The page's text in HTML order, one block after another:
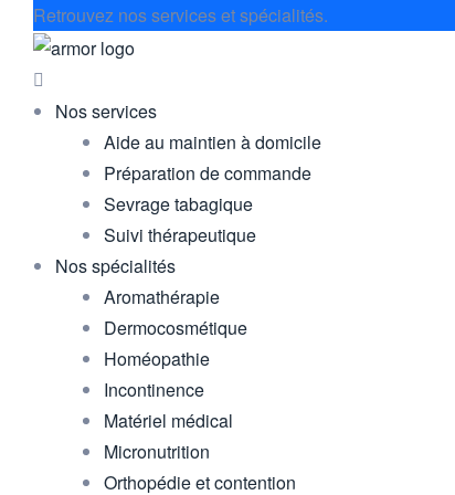
Retrouvez nos services et spécialités.
Nos services
Aide au maintien à domicile
Préparation de commande
Sevrage tabagique
Suivi thérapeutique
Nos spécialités
Aromathérapie
Dermocosmétique
Homéopathie
Incontinence
Matériel médical
Micronutrition
Orthopédie et contention